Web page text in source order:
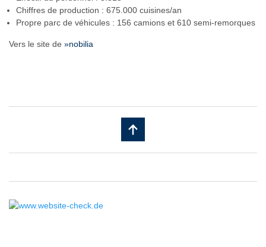
Chiffres de production : 675.000 cuisines/an
Propre parc de véhicules : 156 camions et 610 semi-remorques
Vers le site de »nobilia